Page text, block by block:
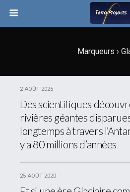
Marqueurs ›
2 AOÛT 2025
Des scientifiques
rivières géantes
longtemps à travers
y a 80 millions d’années
25 AOÛT 2020